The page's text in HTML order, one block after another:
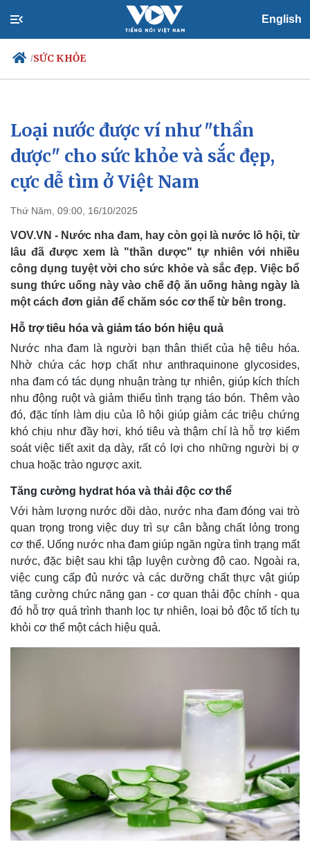
English
/SỨC KHỎE
Chính trị
Đảng
Tổ chức nhân sự
Quốc hội
Nhận diện sự thật
Xã hội
Tin 24h
Dự báo thời tiết
Giáo dục
Loại nước được ví như "thần
dược" cho sức khỏe và sắc đẹp,
cực dễ tìm ở Việt Nam
Thứ Năm, 09:00, 16/10/2025
VOV.VN - Nước nha đam, hay còn gọi là nước lô hội, từ
lâu đã được xem là "thần dược" tự nhiên với nhiều
công dụng tuyệt vời cho sức khỏe và sắc đẹp. Việc bổ
sung thức uống này vào chế độ ăn uống hàng ngày là
một cách đơn giản để chăm sóc cơ thể từ bên trong.
Hỗ trợ tiêu hóa và giảm táo bón hiệu quả
Nước nha đam là người bạn thân thiết của hệ tiêu hóa.
Nhờ chứa các hợp chất như anthraquinone glycosides,
nha đam có tác dụng nhuận tràng tự nhiên, giúp kích thích
nhu động ruột và giảm thiểu tình trạng táo bón. Thêm vào
đó, đặc tính làm dịu của lô hội giúp giảm các triệu chứng
khó chịu như đầy hơi, khó tiêu và thậm chí là hỗ trợ kiểm
soát việc tiết axit dạ dày, rất có lợi cho những người bị ợ
chua hoặc trào ngược axit.
Tăng cường hydrat hóa và thải độc cơ thể
Với hàm lượng nước dồi dào, nước nha đam đóng vai trò
quan trọng trong việc duy trì sự cân bằng chất lỏng trong
cơ thể. Uống nước nha đam giúp ngăn ngừa tình trạng mất
nước, đặc biệt sau khi tập luyện cường độ cao. Ngoài ra,
việc cung cấp đủ nước và các dưỡng chất thực vật giúp
tăng cường chức năng gan - cơ quan thải độc chính - qua
đó hỗ trợ quá trình thanh lọc tự nhiên, loại bỏ độc tố tích tụ
khỏi cơ thể một cách hiệu quả.